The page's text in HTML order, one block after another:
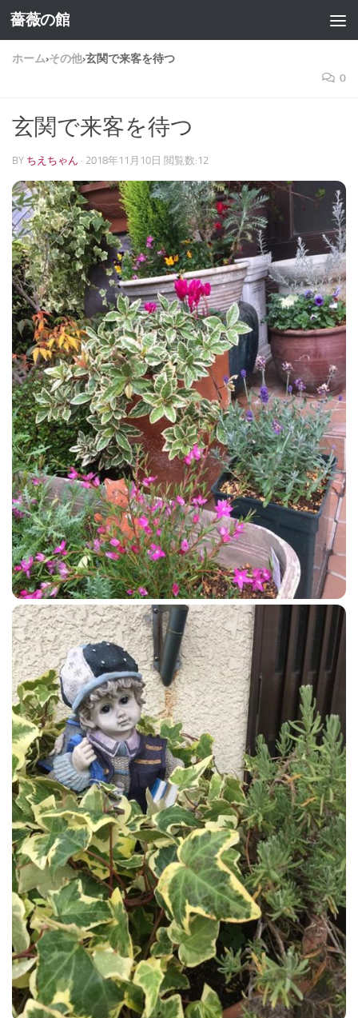
コンテンツへスキップ
薔薇の館
ホーム›その他›玄関で来客を待つ
0
玄関で来客を待つ
BY ちえちゃん · 2018年11月10日 閲覧数:12